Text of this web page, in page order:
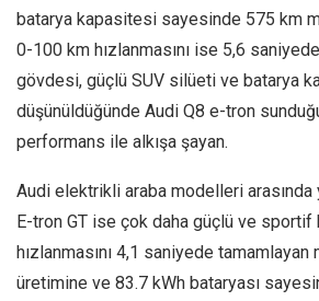
batarya kapasitesi sayesinde 575 km
0-100 km hızlanmasını ise 5,6
gövdesi, güçlü SUV silüeti ve batarya
düşünüldüğünde Audi Q8 e-tron
performans ile alkışa şayan.
Audi elektrikli araba modelleri arasında
E-tron GT ise çok daha güçlü ve
hızlanmasını 4,1 saniyede
üretimine ve 83.7 kWh bataryası